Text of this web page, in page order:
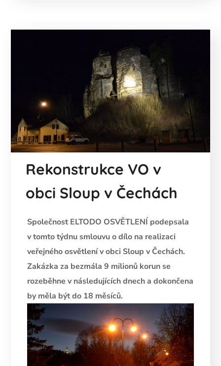
Rekonstrukce VO v
obci Sloup v Čechách
Společnost ELTODO OSVĚTLENÍ podepsala
v tomto týdnu smlouvu o dílo na realizaci
veřejného osvětlení v obci Sloup v Čechách.
Zakázka za bezmála 9 milionů korun se
rozeběhne v následujících dnech a dokončena
by měla být do 18 měsíců.